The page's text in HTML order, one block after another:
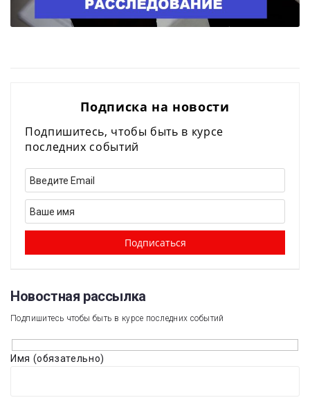
Подписка на новости
Подпишитесь, чтобы быть в курсе
последних событий
Новостная рассылка​
Подпишитесь чтобы быть в курсе последних событий
Имя (обязательно)